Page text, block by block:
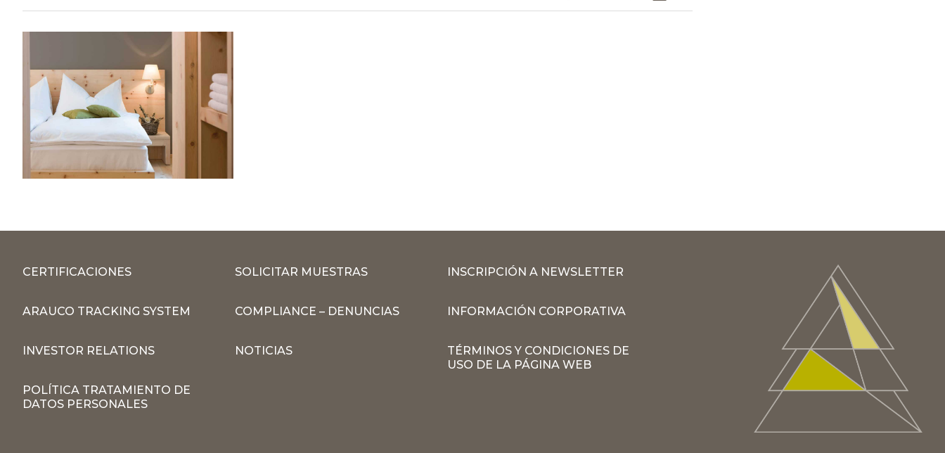
CERTIFICACIONES SOLICITAR MUESTRAS INSCRIPCIÓN A NEWSLETTER
ARAUCO TRACKING SYSTEM COMPLIANCE – DENUNCIAS INFORMACIÓN CORPORATIVA
INVESTOR RELATIONS NOTICIAS
TÉRMINOS Y CONDICIONES DE
USO DE LA PÁGINA WEB
POLÍTICA TRATAMIENTO DE
DATOS PERSONALES